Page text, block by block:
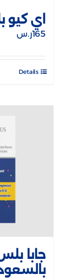
اي
165ر.س
Details
جابا